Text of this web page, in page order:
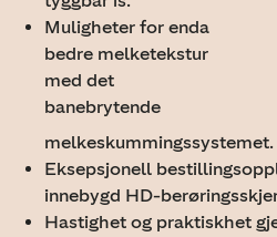
Muligheter for enda
bedre melketekstur
med det
banebrytende
melkeskummingssystemet.
Eksepsjonell
innebygd HD-
Hastighet og praktiskhet